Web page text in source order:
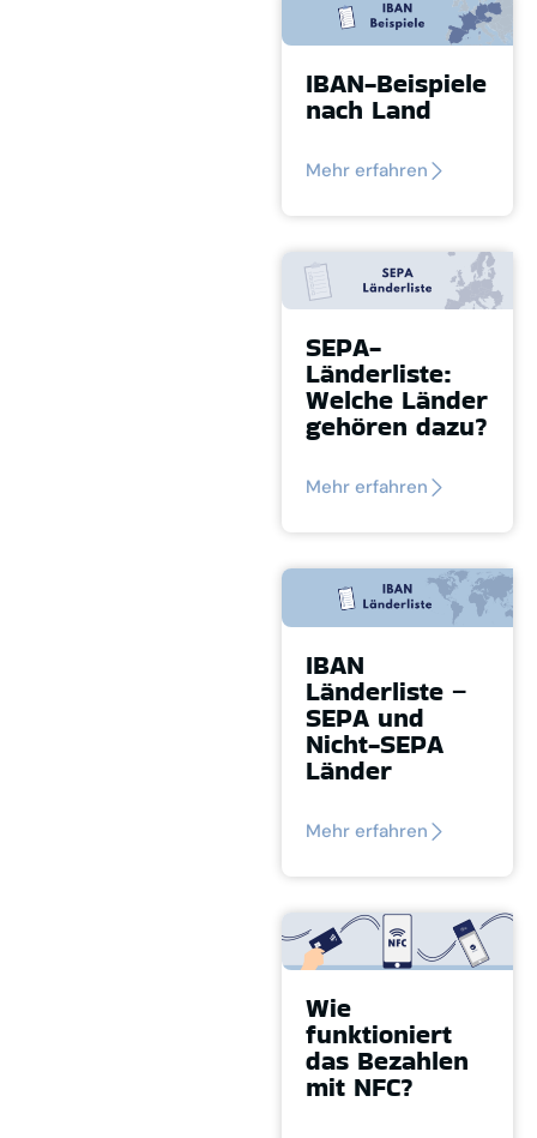
IBAN-Beispiele
nach Land
Mehr erfahren
SEPA-
Länderliste:
Welche Länder
gehören dazu?
Mehr erfahren
IBAN
Länderliste –
SEPA und
Nicht-SEPA
Länder
Mehr erfahren
Wie
funktioniert
das Bezahlen
mit NFC?